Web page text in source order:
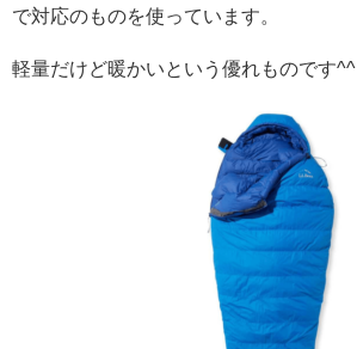
で対応のものを使っています。
軽量だけど暖かいという優れものです^^